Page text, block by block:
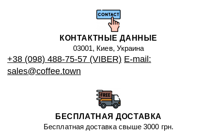
КОНТАКТНЫЕ ДАННЫЕ
03001, Киев, Украина
+38 (098) 488-75-57 (VIBER) E-mail:
sales@coffee.town
БЕСПЛАТНАЯ ДОСТАВКА
Бесплатная доставка свыше 3000 грн.